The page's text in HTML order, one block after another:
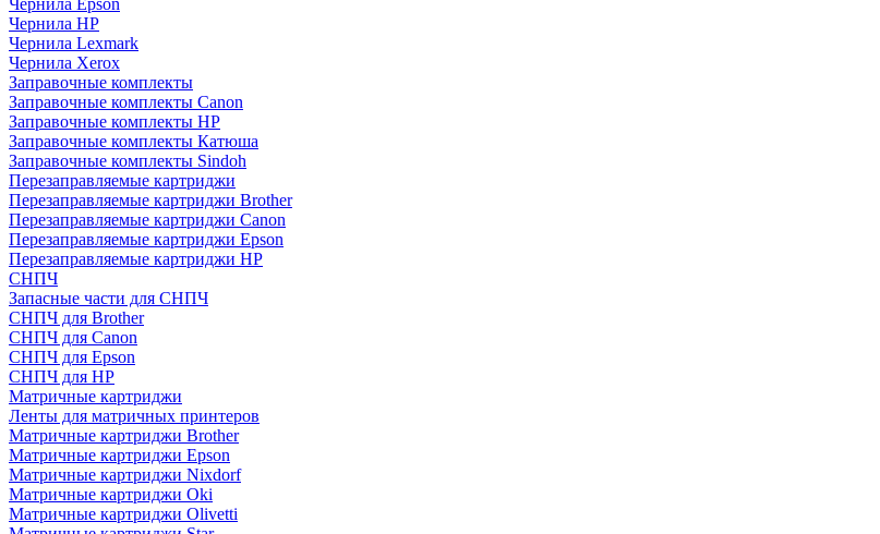
Чернила Epson
Чернила HP
Чернила Lexmark
Чернила Xerox
Заправочные комплекты
Заправочные комплекты Canon
Заправочные комплекты HP
Заправочные комплекты Катюша
Заправочные комплекты Sindoh
Перезаправляемые картриджи
Перезаправляемые картриджи Brother
Перезаправляемые картриджи Canon
Перезаправляемые картриджи Epson
Перезаправляемые картриджи HP
СНПЧ
Запасные части для СНПЧ
СНПЧ для Brother
СНПЧ для Canon
СНПЧ для Epson
СНПЧ для HP
Матричные картриджи
Ленты для матричных принтеров
Матричные картриджи Brother
Матричные картриджи Epson
Матричные картриджи Nixdorf
Матричные картриджи Oki
Матричные картриджи Olivetti